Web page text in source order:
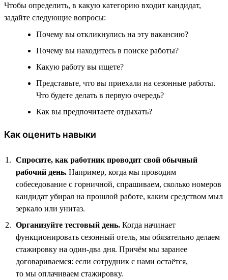
Чтобы определить, в какую категорию входит кандидат,
задайте следующие вопросы:
Почему вы откликнулись на эту вакансию?
Почему вы находитесь в поиске работы?
Какую работу вы ищете?
Представьте, что вы приехали на сезонные работы.
Что будете делать в первую очередь?
Как вы предпочитаете отдыхать?
Как оценить навыки
Спросите, как работник проводит свой обычный
рабочий день. Например, когда мы проводим
собеседование с горничной, спрашиваем, сколько номеров
кандидат убирал на прошлой работе, каким средством мыл
зеркало или унитаз.
Организуйте тестовый день. Когда начинает
функционировать сезонный отель, мы обязательно делаем
стажировку на один-два дня. Причём мы заранее
договариваемся: если сотрудник с нами остаётся,
то мы оплачиваем стажировку.